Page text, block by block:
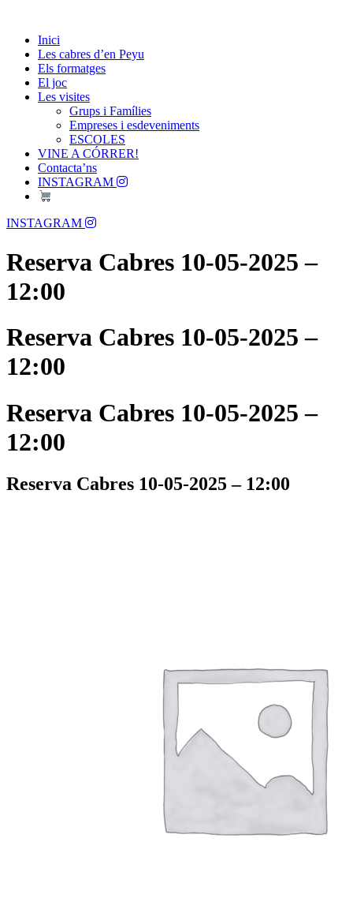
content
Les Cabres d'en Peyu
Inici
Les cabres d’en Peyu
Els formatges
El joc
Les visites
Grups i Famílies
Empreses i esdeveniments
ESCOLES
VINE A CÓRRER!
Contacta’ns
INSTAGRAM
Menu
INSTAGRAM
Reserva Cabres 10-05-2025 –
12:00
Reserva Cabres 10-05-2025 –
12:00
Reserva Cabres 10-05-2025 –
12:00
Reserva Cabres 10-05-2025 – 12:00